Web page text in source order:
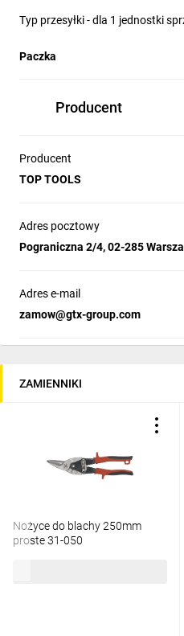
Typ przesyłki - dla 1 jednostki
Paczka
Producent
Producent
TOP TOOLS
Adres pocztowy
Pograniczna 2/4, 02-285
Adres e-mail
zamow@gtx-group.com
ZAMIENNIKI
Nożyce do blachy 250mm
proste 31-050